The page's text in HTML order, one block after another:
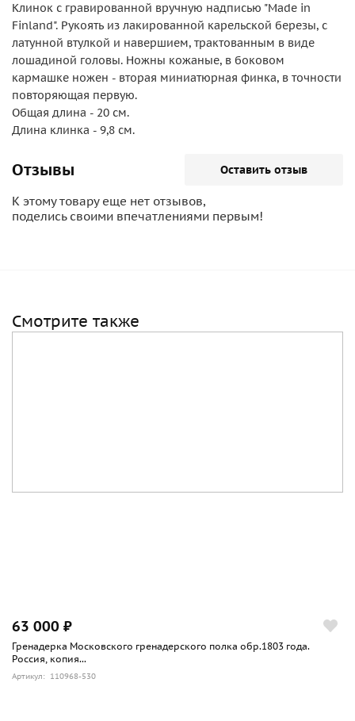
Клинок с гравированной вручную надписью "Made in
Finland". Рукоять из лакированной карельской березы, с
латунной втулкой и навершием, трактованным в виде
лошадиной головы. Ножны кожаные, в боковом
кармашке ножен - вторая миниатюрная финка, в точности
повторяющая первую.
Общая длина - 20 см.
Длина клинка - 9,8 см.
Отзывы Оставить отзыв
К этому товару еще нет отзывов,
поделись своими впечатлениями первым!
Смотрите также
63 000 ₽
Гренадерка Московского гренадерского полка обр.1803 года.
Россия, копия...
Артикул: 110968-530